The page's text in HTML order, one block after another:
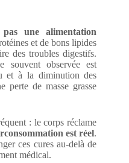
une alimentation
et de bons lipides
des troubles digestifs.
observée est
et à la diminution des
perte de masse grasse
: le corps réclame
est réel.
ces cures au-delà de
médical.